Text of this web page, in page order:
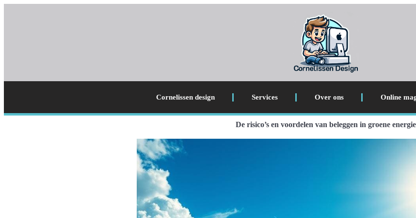
Cornelissen design Services Over ons Online
De risico’s en voordelen van beleggen in groene energie